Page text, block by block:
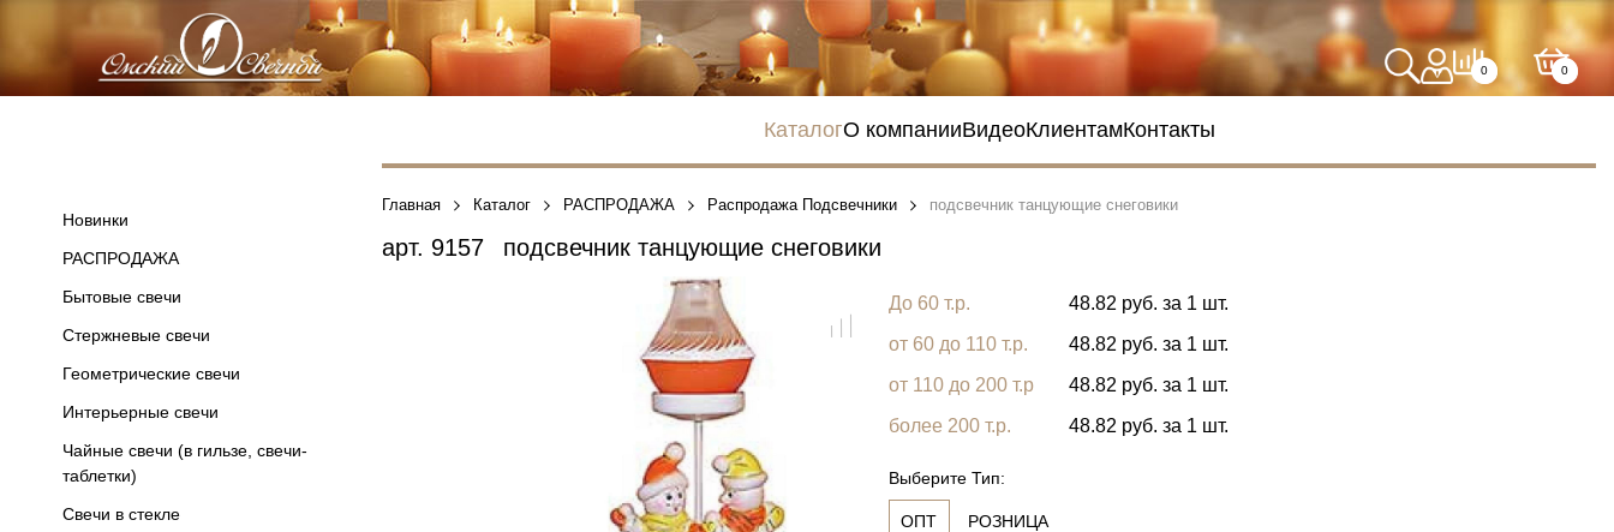
0 0
КаталогО компанииВидеоКлиентамКонтакты
Новинки
РАСПРОДАЖА
Бытовые свечи
Стержневые свечи
Геометрические свечи
Интерьерные свечи
Чайные свечи (в гильзе, свечи-
таблетки)
Свечи в стекле
Главная Каталог РАСПРОДАЖА Распродажа Подсвечники подсвечник танцующие снеговики
арт. 9157 подсвечник танцующие снеговики
До 60 т.р.
48.82 руб. за 1 шт.
от 60 до 110 т.р.
48.82 руб. за 1 шт.
от 110 до 200 т.р
48.82 руб. за 1 шт.
более 200 т.р.
48.82 руб. за 1 шт.
Выберите Тип:
ОПТ РОЗНИЦА